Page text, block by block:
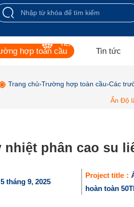
Tiếng Việt
hợp toàn cầu Tin tức
Trang chủ>Trường hợp toàn cầu>Các
Ấn Độ
phân cao su
5 tháng 9, 2025
Project title：
hoàn toàn